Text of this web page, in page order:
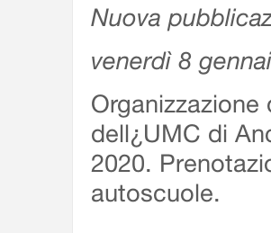
Nuova
venerdì 8
dell¿UMC di
2020.
autoscuole.